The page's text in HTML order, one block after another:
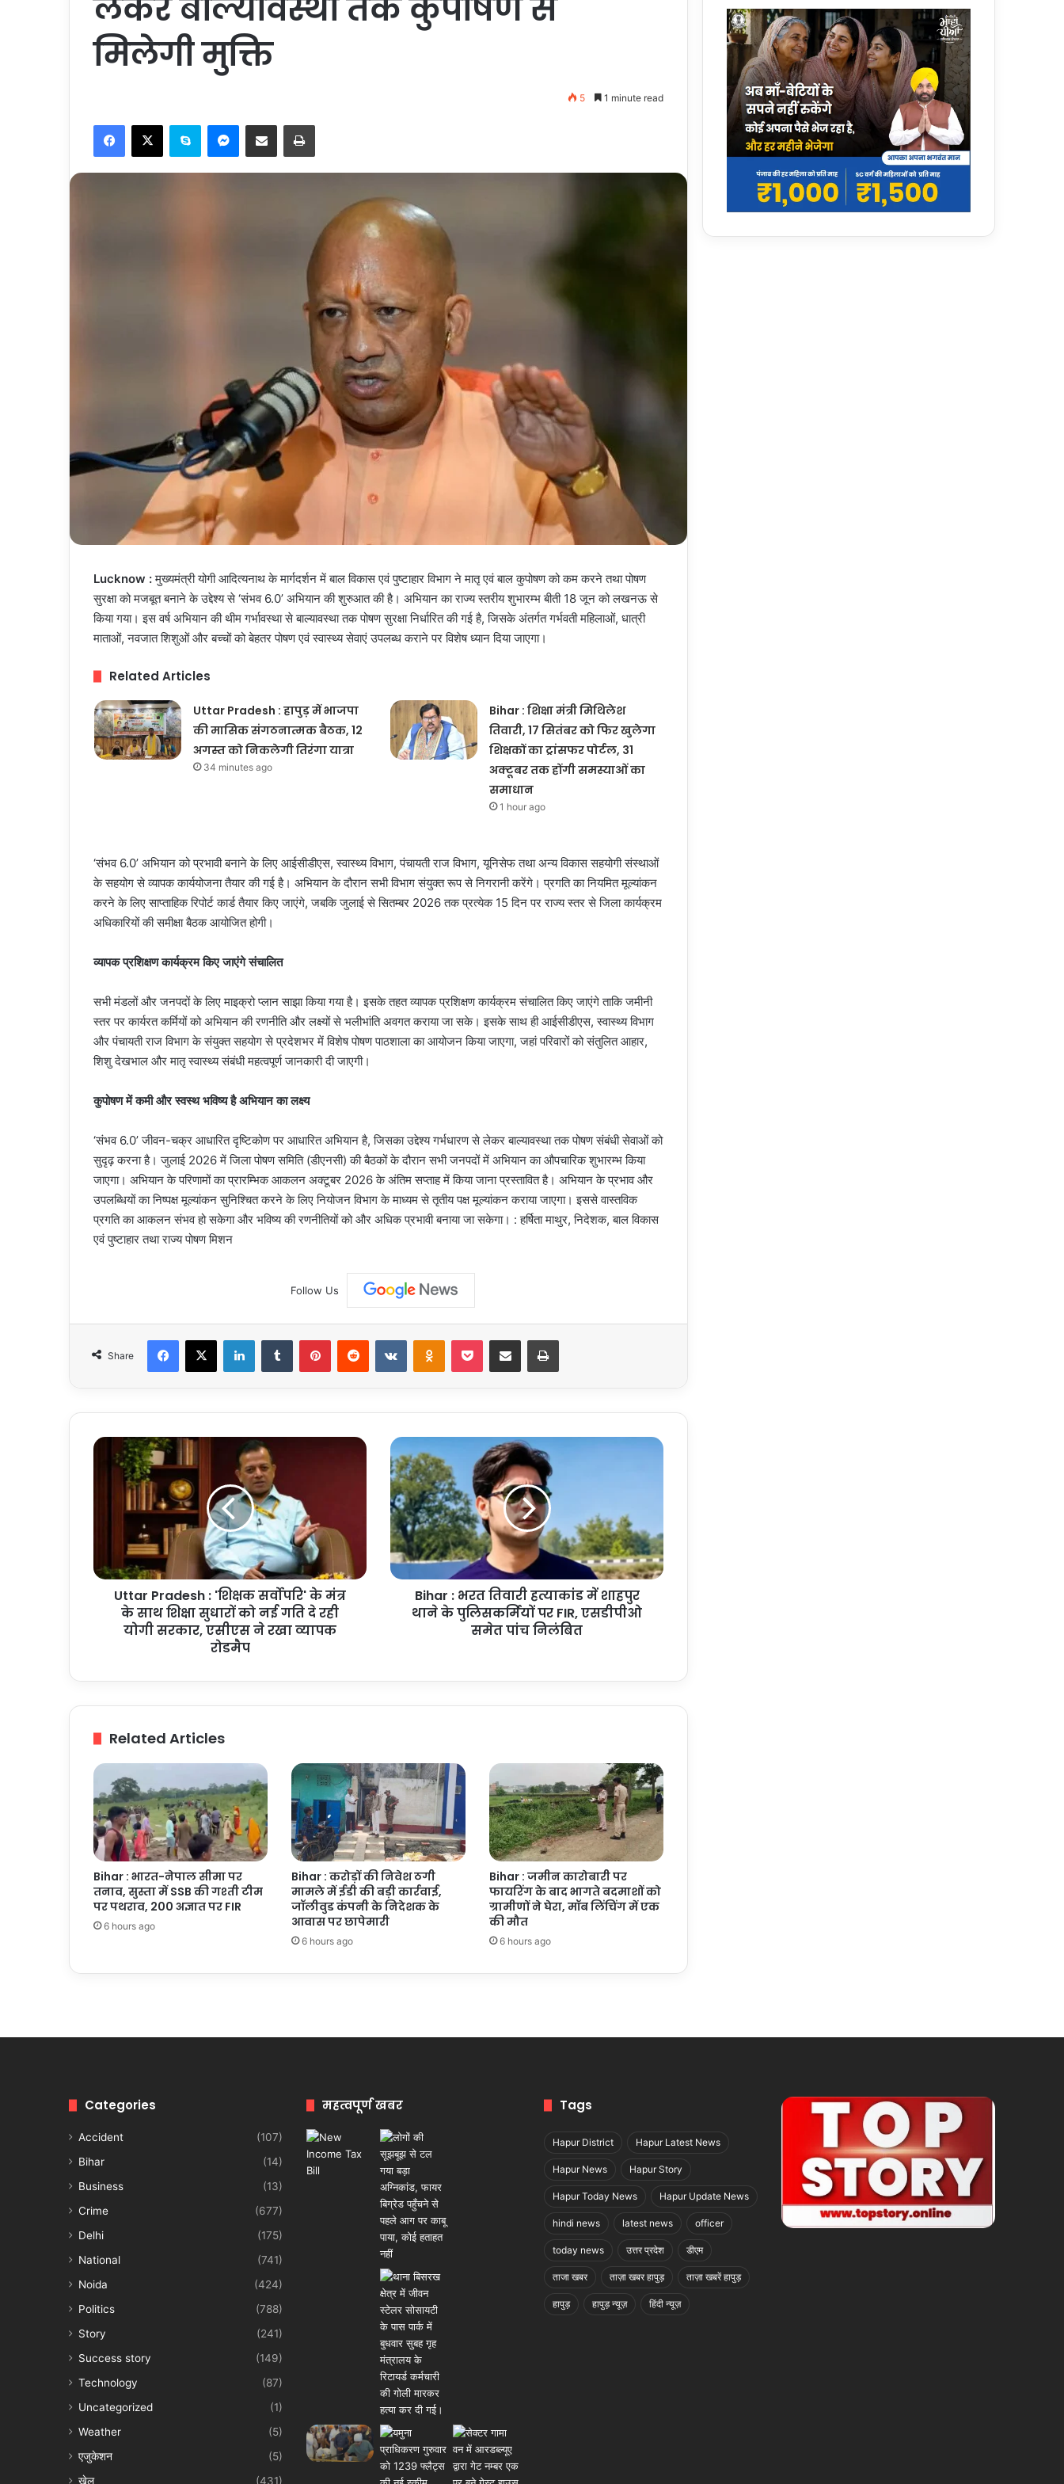
लेकर बाल्यावस्था तक कुपोषण से
मिलेगी मुक्ति
5 1 minute read
Facebook
X Skype Messenger
Share via Email Print
Lucknow :मुख्यमंत्री योगी आदित्यनाथ के मार्गदर्शन में बाल विकास एवं पुष्टाहार विभाग ने मातृ एवं बाल कुपोषण को कम करने तथा पोषण
सुरक्षा को मजबूत बनाने के उद्देश्य से ‘संभव 6.0’ अभियान की शुरुआत की है। अभियान का राज्य स्तरीय शुभारम्भ बीती 18 जून को लखनऊ से
किया गया। इस वर्ष अभियान की थीम गर्भावस्था से बाल्यावस्था तक पोषण सुरक्षा निर्धारित की गई है, जिसके अंतर्गत गर्भवती महिलाओं, धात्री
माताओं, नवजात शिशुओं और बच्चों को बेहतर पोषण एवं स्वास्थ्य सेवाएं उपलब्ध कराने पर विशेष ध्यान दिया जाएगा।
Related Articles
Uttar Pradesh : हापुड़ में भाजपा
की मासिक संगठनात्मक बैठक, 12
अगस्त को निकलेगी तिरंगा यात्रा
34 minutes ago
Bihar : शिक्षा मंत्री मिथिलेश
तिवारी, 17 सितंबर को फिर खुलेगा
शिक्षकों का ट्रांसफर पोर्टल, 31
अक्टूबर तक होंगी समस्याओं का
समाधान
1 hour ago
‘संभव 6.0’ अभियान को प्रभावी बनाने के लिए आईसीडीएस, स्वास्थ्य विभाग, पंचायती राज विभाग, यूनिसेफ तथा अन्य विकास सहयोगी संस्थाओं
के सहयोग से व्यापक कार्ययोजना तैयार की गई है। अभियान के दौरान सभी विभाग संयुक्त रूप से निगरानी करेंगे। प्रगति का नियमित मूल्यांकन
करने के लिए साप्ताहिक रिपोर्ट कार्ड तैयार किए जाएंगे, जबकि जुलाई से सितम्बर 2026 तक प्रत्येक 15 दिन पर राज्य स्तर से जिला कार्यक्रम
अधिकारियों की समीक्षा बैठक आयोजित होगी।
व्यापक प्रशिक्षण कार्यक्रम किए जाएंगे संचालित
सभी मंडलों और जनपदों के लिए माइक्रो प्लान साझा किया गया है। इसके तहत व्यापक प्रशिक्षण कार्यक्रम संचालित किए जाएंगे ताकि जमीनी
स्तर पर कार्यरत कर्मियों को अभियान की रणनीति और लक्ष्यों से भलीभांति अवगत कराया जा सके। इसके साथ ही आईसीडीएस, स्वास्थ्य विभाग
और पंचायती राज विभाग के संयुक्त सहयोग से प्रदेशभर में विशेष पोषण पाठशाला का आयोजन किया जाएगा, जहां परिवारों को संतुलित आहार,
शिशु देखभाल और मातृ स्वास्थ्य संबंधी महत्वपूर्ण जानकारी दी जाएगी।
कुपोषण में कमी और स्वस्थ भविष्य है अभियान का लक्ष्य
‘संभव 6.0’ जीवन-चक्र आधारित दृष्टिकोण पर आधारित अभियान है, जिसका उद्देश्य गर्भधारण से लेकर बाल्यावस्था तक पोषण संबंधी सेवाओं को
सुदृढ़ करना है। जुलाई 2026 में जिला पोषण समिति (डीएनसी) की बैठकों के दौरान सभी जनपदों में अभियान का औपचारिक शुभारम्भ किया
जाएगा। अभियान के परिणामों का प्रारम्भिक आकलन अक्टूबर 2026 के अंतिम सप्ताह में किया जाना प्रस्तावित है। अभियान के प्रभाव और
उपलब्धियों का निष्पक्ष मूल्यांकन सुनिश्चित करने के लिए नियोजन विभाग के माध्यम से तृतीय पक्ष मूल्यांकन कराया जाएगा। इससे वास्तविक
प्रगति का आकलन संभव हो सकेगा और भविष्य की रणनीतियों को और अधिक प्रभावी बनाया जा सकेगा। : हर्षिता माथुर, निदेशक, बाल विकास
एवं पुष्टाहार तथा राज्य पोषण मिशन
Follow Us
Share
Facebook
X LinkedInTumblr PinterestReddit VKontakteOdnoklassniki
Pocket Share via Email Print
Uttar
Pradesh
साथ
योगी
एसीएस
रखा
व्यापक
रोडमैप
Uttar Pradesh : 'शिक्षक सर्वोपरि' के मंत्र
के साथ शिक्षा सुधारों को नई गति दे रही
योगी सरकार, एसीएस ने रखा व्यापक
रोडमैप
Bihar
:
भरत
तिवारी
हत्याकांड
में
शाहपुर
थाने
के
पुलिसकर्मियोंBihar : भरत तिवारी हत्याकांड में शाहपुर
थाने के पुलिसकर्मियों पर FIR, एसडीपीओ
समेत पांच निलंबित
Related Articles
Bihar : भारत-नेपाल सीमा पर
तनाव, सुस्ता में SSB की गश्ती टीम
पर पथराव, 200 अज्ञात पर FIR
6 hours ago
Bihar : करोड़ों की निवेश ठगी
मामले में ईडी की बड़ी कार्रवाई,
जॉलीवुड कंपनी के निदेशक के
आवास पर छापेमारी
6 hours ago
Bihar : जमीन कारोबारी पर
फायरिंग के बाद भागते बदमाशों को
ग्रामीणों ने घेरा, मॉब लिंचिंग में एक
की मौत
6 hours ago
Categories
Accident
(107)
Bihar
(14)
Business
(13)
Crime
(677)
Delhi
(175)
National
(741)
Noida
(424)
Politics
(788)
Story
(241)
Success story
(149)
Technology
(87)
Uncategorized
(1)
Weather
(5)
एजुकेशन
(5)
खेल
(431)
महत्वपूर्ण खबर Tags
Hapur District Hapur Latest News
Hapur News Hapur Story
Hapur Today News Hapur Update News
hindi news latest news officer
today news उत्तर प्रदेश डीएम
ताजा खबर ताज़ा खबर हापुड़ ताज़ा खबरें हापुड़
हापुड़ हापुड़ न्यूज़ हिंदी न्यूज़